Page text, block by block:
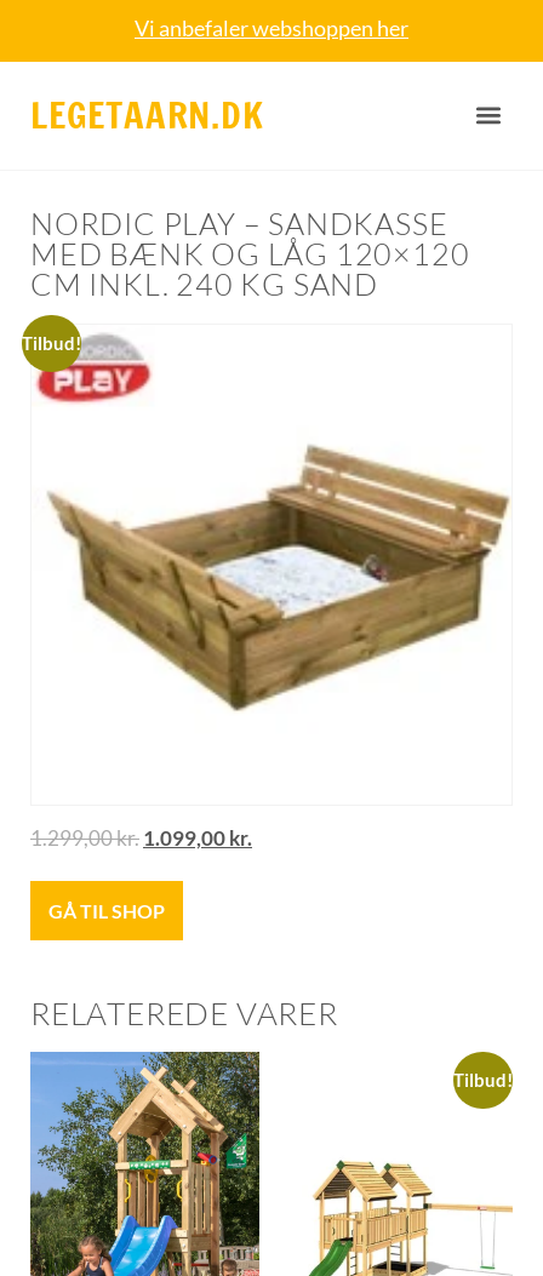
Vi anbefaler webshoppen her
LEGETAARN.DK
NORDIC PLAY – SANDKASSE
MED BÆNK OG LÅG 120×120
CM INKL. 240 KG SAND
Tilbud!
1.299,00kr.1.099,00kr.
GÅ TIL SHOP
RELATEREDE VARER
Tilbud!